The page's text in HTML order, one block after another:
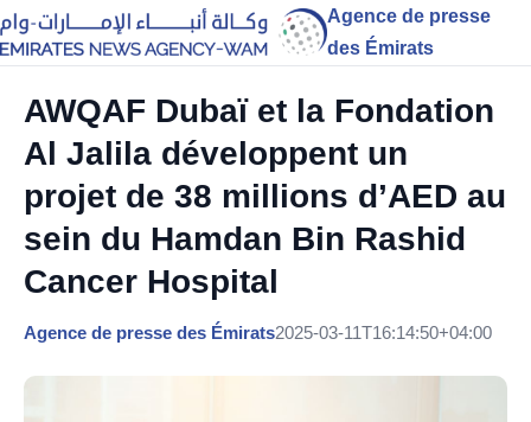
Agence de presse
des Émirats
AWQAF Dubaï et la Fondation
Al Jalila développent un
projet de 38 millions d’AED au
sein du Hamdan Bin Rashid
Cancer Hospital
Agence de presse des Émirats2025-03-11T16:14:50+04:00